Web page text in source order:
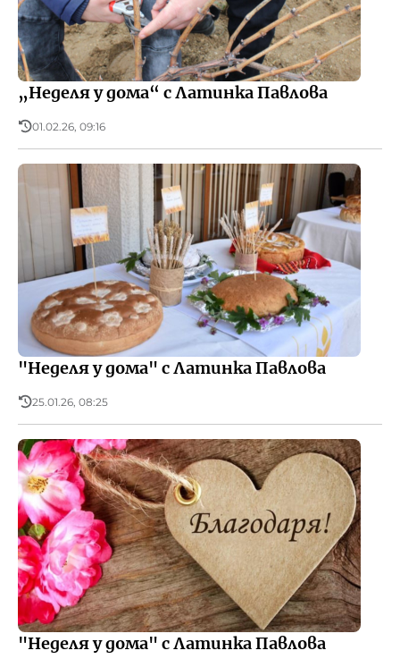
„Неделя у дома“ с Латинка Павлова
01.02.26, 09:16
"Неделя у дома" с Латинка Павлова
25.01.26, 08:25
"Неделя у дома" с Латинка Павлова